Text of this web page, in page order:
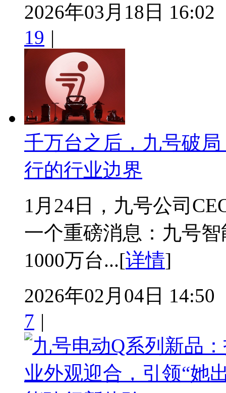
2026年03月18日 16:02
19 |
千万台之后，九号破
行的行业边界
1月24日，九号公司
一个重磅消息：九号
1000万台...[详情]
2026年02月04日 14:50
7 |